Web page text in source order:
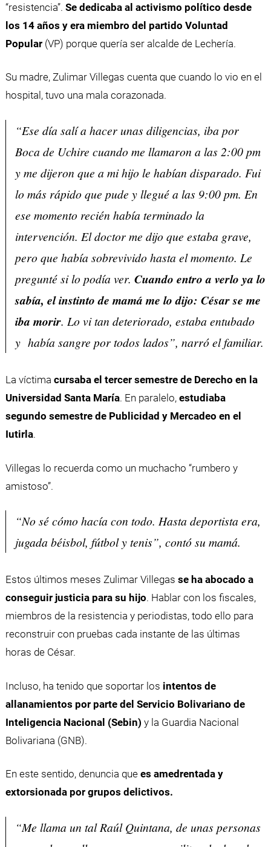
“resistencia”. Se dedicaba al activismo político desde
los 14 años y era miembro del partido Voluntad
Popular(VP) porque quería ser alcalde de Lechería.
Su madre, Zulimar Villegas cuenta que cuando lo vio en el
hospital, tuvo una mala corazonada.
“Ese día salí a hacer unas diligencias, iba por
Boca de Uchire cuando me llamaron a las 2:00 pm
y me dijeron que a mi hijo le habían disparado. Fui
lo más rápido que pude y llegué a las 9:00 pm. En
ese momento recién había terminado la
intervención. El doctor me dijo que estaba grave,
pero que había sobrevivido hasta el momento. Le
pregunté si lo podía ver. Cuando entro a verlo ya lo
sabía, el instinto de mamá me lo dijo: César se me
iba morir. Lo vi tan deteriorado, estaba entubado
y había sangre por todos lados”, narró el familiar.
La víctima cursaba el tercer semestre de Derecho en la
Universidad Santa María. En paralelo, estudiaba
segundo semestre de Publicidad y Mercadeo en el
Iutirla.
Villegas lo recuerda como un muchacho “rumbero y
amistoso”.
“No sé cómo hacía con todo. Hasta deportista era,
jugada béisbol, fútbol y tenis”, contó su mamá.
Estos últimos meses Zulimar Villegas se ha abocado a
conseguir justicia para su hijo. Hablar con los fiscales,
miembros de la resistencia y periodistas, todo ello para
reconstruir con pruebas cada instante de las últimas
horas de César.
Incluso, ha tenido que soportar los intentos de
allanamientos por parte del Servicio Bolivariano de
Inteligencia Nacional (Sebin) y la Guardia Nacional
Bolivariana (GNB).
En este sentido, denuncia quees amedrentada y
extorsionada por grupos delictivos.
“Me llama un tal Raúl Quintana, de unas personas